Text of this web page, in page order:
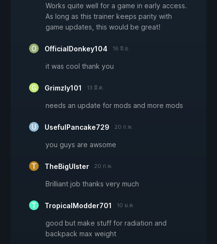
Works quite well for a game in early access.
As long as this trainer keeps parity with
game updates, this would be great!
OfficialDonkey104 16 มิ.ย.
it was cool thank you
Grimzly101 13 มี.ค.
needs an update for mods and more mods
UsefulPancake729 20 ก.พ.
you guys are awsome
TheBigUlster 20 ก.พ.
Brilliant job thanks very much
TropicalModder701 10 ม.ค.
good but make stuff for radiation and
backpack max weight